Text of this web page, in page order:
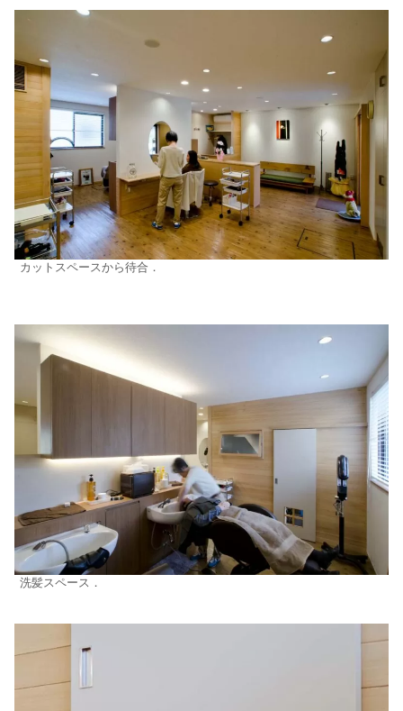
カットスペースから待合．
洗髪スペース．